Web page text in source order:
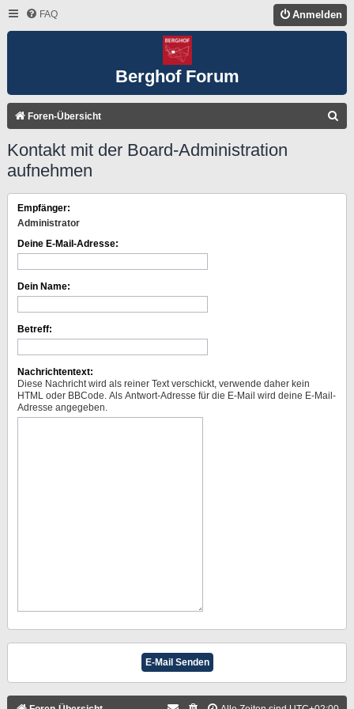
FAQ Anmelden
Berghof Forum
Foren-Übersicht
E
Kontakt mit der Board-Administration
aufnehmen
Empfänger:
Administrator
Deine E-Mail-Adresse:
Dein Name:
Betreff:
Nachrichtentext:
Diese Nachricht wird als reiner Text verschickt, verwende daher kein
HTML oder BBCode. Als Antwort-Adresse für die E-Mail wird deine E-Mail-
Adresse angegeben.